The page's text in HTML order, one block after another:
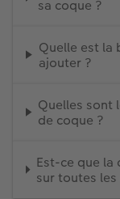
sa coque ?
Quelle est la
ajouter ?
Quelles sont
de coque ?
Est-ce que
sur toutes les